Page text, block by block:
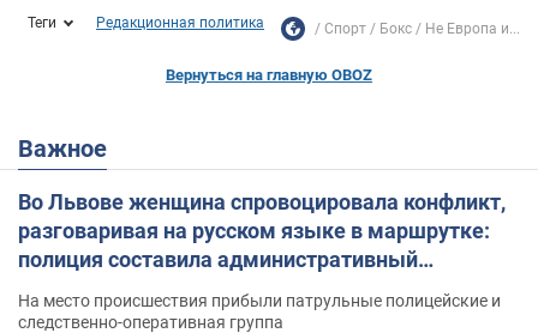
Теги Редакционная политика Спорт Бокс Не Европа и...
Вернуться на главную OBOZ
Важное
Во Львове женщина спровоцировала конфликт,
разговаривая на русском языке в маршрутке:
полиция составила административный
На место происшествия прибыли патрульные полицейские и
следственно-оперативная группа